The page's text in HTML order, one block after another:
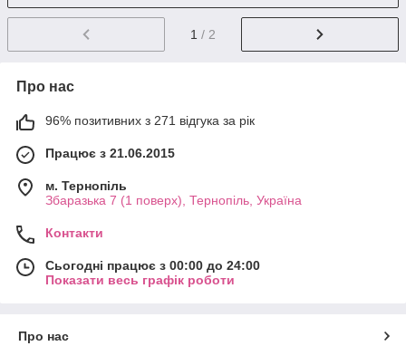
1 / 2
Про нас
96% позитивних з 271 відгука за рік
Працює з 21.06.2015
м. Тернопіль
Збаразька 7 (1 поверх), Тернопіль, Україна
Контакти
Сьогодні працює з 00:00 до 24:00
Показати весь графік роботи
Про нас